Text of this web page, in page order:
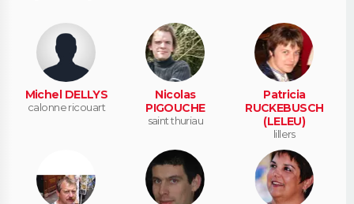
Michel DELLYS
calonne ricouart
Nicolas
PIGOUCHE
saint thuriau
Patricia
RUCKEBUSCH
(LELEU)
lillers